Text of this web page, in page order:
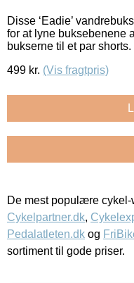
Disse ‘Eadie’
for at lyne buksebenene
bukserne til et par
499 kr. (Vis fragtpris)
De mest populære
Cykelpartner.dk,
Pedalatleten.dk og
sortiment til gode priser.